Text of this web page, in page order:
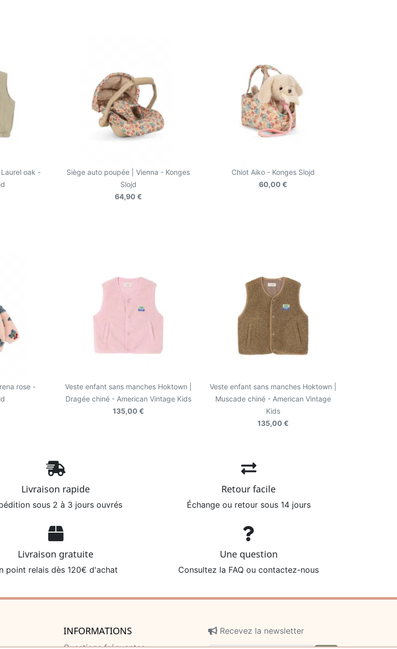
oak -
Siège auto poupée | Vienna - Konges
Slojd
64,90 €
Chiot Aiko - Konges Slojd
60,00 €
rose -
Veste enfant sans manches Hoktown |
Dragée chiné - American Vintage Kids
135,00 €
Veste enfant sans manches Hoktown |
Muscade chiné - American Vintage
Kids
135,00 €
Livraison rapide
sous 2 à 3 jours ouvrés
Retour facile
Échange ou retour sous 14 jours
Livraison gratuite
point relais dès 120€ d'achat
Une question
Consultez la FAQ ou contactez-nous
INFORMATIONS Recevez la newsletter